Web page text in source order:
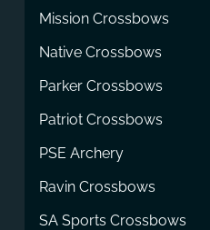
Mission Crossbows
Native Crossbows
Parker Crossbows
Patriot Crossbows
PSE Archery
Ravin Crossbows
SA Sports Crossbows